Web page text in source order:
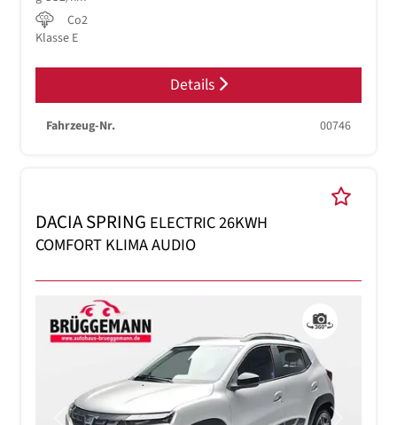
Co2
Klasse E
Details
Fahrzeug-Nr. 00746
DACIA SPRING ELECTRIC 26KWH
COMFORT KLIMA AUDIO